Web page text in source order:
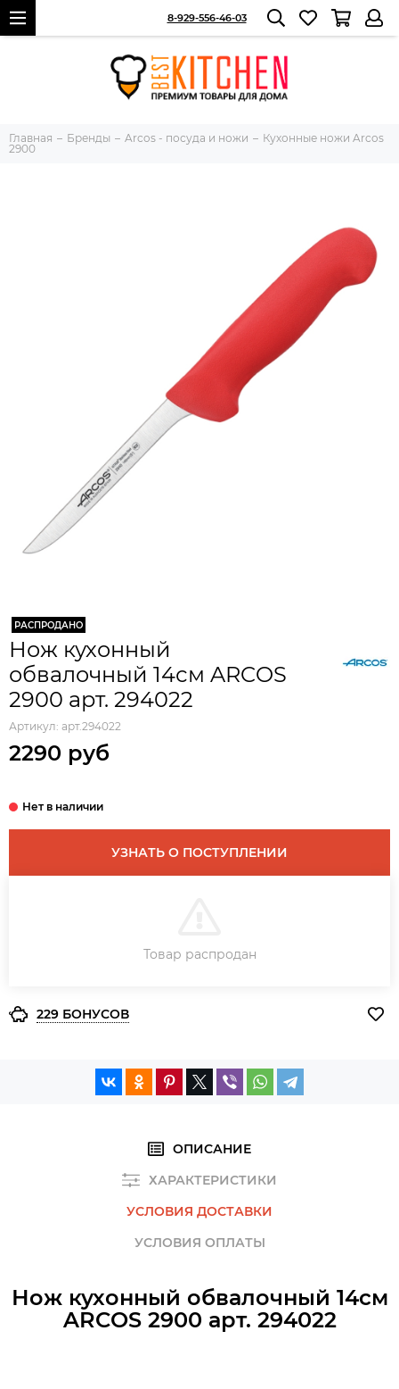
8-929-556-46-03
Главная Бренды Arcos - посуда и ножи
Кухонные ножи Arcos
2900
РАСПРОДАНО
Нож кухонный
обвалочный 14см ARCOS
2900 арт. 294022
Артикул: арт.294022
2290 руб
УЗНАТЬ О ПОСТУПЛЕНИИ
ЗАКАЗ В ОДИН КЛИК
Товар распродан
229 БОНУСОВ
ОПИСАНИЕ
ХАРАКТЕРИСТИКИ
УСЛОВИЯ ДОСТАВКИ
УСЛОВИЯ ОПЛАТЫ
Нож кухонный обвалочный 14см
ARCOS 2900 арт. 294022